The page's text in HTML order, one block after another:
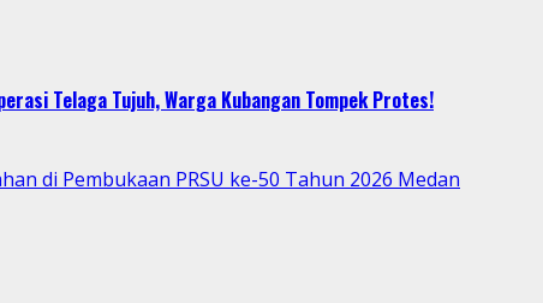
Telaga Tujuh, Warga Kubangan Tompek Protes!
di Pembukaan PRSU ke-50 Tahun 2026 Medan